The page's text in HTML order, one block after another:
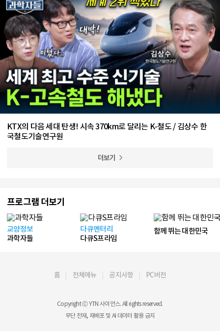
KTX의 다음 세대 탄생! 시속 370km로 달리는 K-철도 / 김상수 한
국철도기술연구원
더보기
프로그램 더보기
교양정보
과학자들
다큐멘터리
다큐S프라임
함께 뛰는 대한민국
홈 전체메뉴 공지사항 PC버전
Copyright Ⓒ YTN 사이언스. All rights reserved.
무단 전재, 재배포 및 AI 데이터 활용 금지